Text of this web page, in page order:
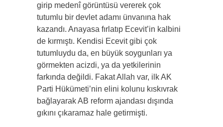
girip medenî görüntüsü vererek çok
tutumlu bir devlet adamı ünvanına hak
kazandı. Anayasa fırlatıp Ecevit’in kalbini
de kırmıştı. Kendisi Ecevit gibi çok
tutumluydu da, en büyük soygunları ya
görmekten acizdi, ya da yetkilerinin
farkında değildi. Fakat Allah var, ilk AK
Parti Hükümeti’nin elini kolunu kıskıvrak
bağlayarak AB reform ajandası dışında
gıkını çıkaramaz hale getirmişti.